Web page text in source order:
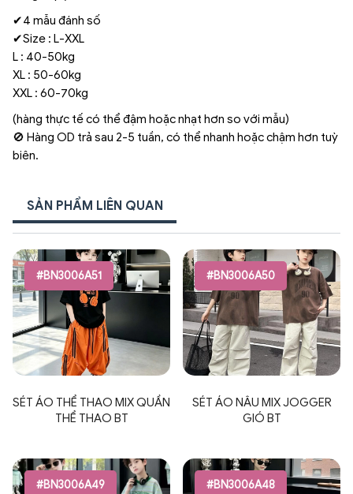
✔4 mẫu đánh số
✔Size : L-XXL
L : 40-50kg
XL : 50-60kg
XXL : 60-70kg
(hàng thực tế có thể đậm hoặc nhạt hơn so với mẫu)
🚫 Hàng OD trả sau 2-5 tuần, có thể nhanh hoặc chậm hơn tuỳ
biên.
SẢN PHẨM LIÊN QUAN
#BN3006A51
SÉT ÁO THỂ THAO MIX QUẦN
THỂ THAO BT
#BN3006A50
SÉT ÁO NÂU MIX JOGGER
GIÓ BT
#BN3006A49 #BN3006A48